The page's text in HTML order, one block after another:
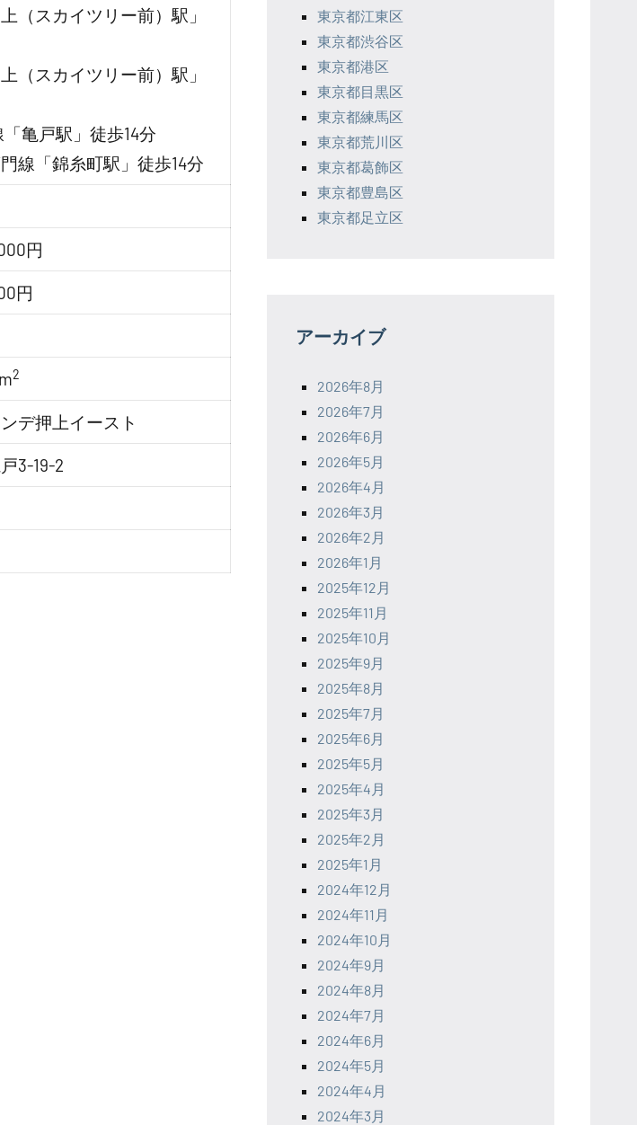
（スカイツリー前）駅」
（スカイツリー前）駅」
亀戸駅」徒歩14分
線「錦糸町駅」徒歩14分
円
円
2
デ押上イースト
3-19-2
東京都江東区
東京都渋谷区
東京都港区
東京都目黒区
東京都練馬区
東京都荒川区
東京都葛飾区
東京都豊島区
東京都足立区
アーカイブ
2026年8月
2026年7月
2026年6月
2026年5月
2026年4月
2026年3月
2026年2月
2026年1月
2025年12月
2025年11月
2025年10月
2025年9月
2025年8月
2025年7月
2025年6月
2025年5月
2025年4月
2025年3月
2025年2月
2025年1月
2024年12月
2024年11月
2024年10月
2024年9月
2024年8月
2024年7月
2024年6月
2024年5月
2024年4月
2024年3月